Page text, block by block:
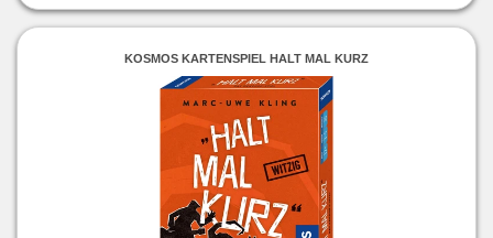
KOSMOS KARTENSPIEL HALT MAL KURZ